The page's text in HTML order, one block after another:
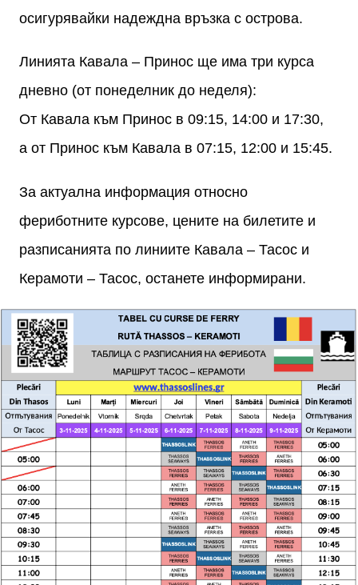
осигурявайки надеждна връзка с острова.
Линията Кавала – Принос ще има три курса
дневно (от понеделник до неделя):
От Кавала към Принос в 09:15, 14:00 и 17:30,
а от Принос към Кавала в 07:15, 12:00 и 15:45.
За актуална информация относно
фериботните курсове, цените на билетите и
разписанията по линиите Кавала – Тасос и
Керамоти – Тасос, останете информирани.